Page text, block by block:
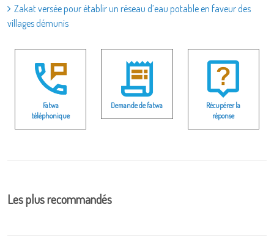
Zakat versée pour établir un réseau d’eau potable en faveur des
villages démunis
Fatwa
téléphonique
Demande de fatwa
Récupérer la
réponse
Les plus recommandés